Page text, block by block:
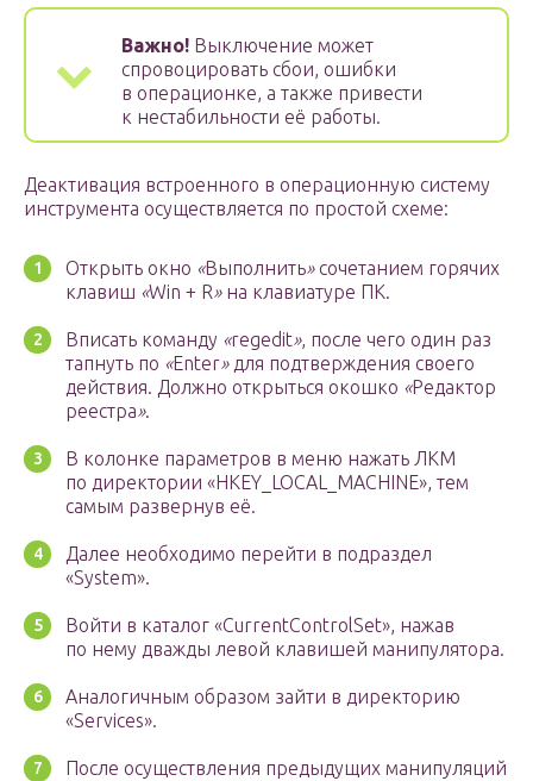
Важно! Выключение может
спровоцировать сбои, ошибки
в операционке, а также привести
к нестабильности её работы.
Деактивация встроенного в операционную систему
инструмента осуществляется по простой схеме:
Открыть окно «Выполнить»сочетанием горячих
клавиш «Win + R»на клавиатуре ПК.
Вписать команду «regedit», после чего один раз
тапнуть по «Enter»для подтверждения своего
действия. Должно открыться окошко «Редактор
реестра».
В колонке параметров в меню нажать ЛКМ
по директории «HKEY_LOCAL_MACHINE», тем
самым развернув её.
Далее необходимо перейти в подраздел
«System».
Войти в каталог «CurrentControlSet», нажав
по нему дважды левой клавишей манипулятора.
Аналогичным образом зайти в директорию
«Services».
После осуществления предыдущих манипуляций